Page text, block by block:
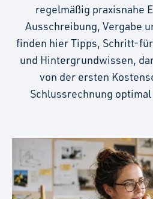
regelmäßig praxisnahe
Ausschreibung, Vergabe
finden hier Tipps, Schritt-
und Hintergrundwissen,
von der ersten
Schlussrechnung